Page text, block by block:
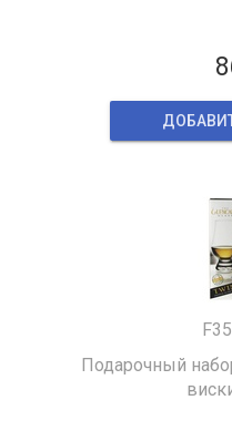
Подарочный